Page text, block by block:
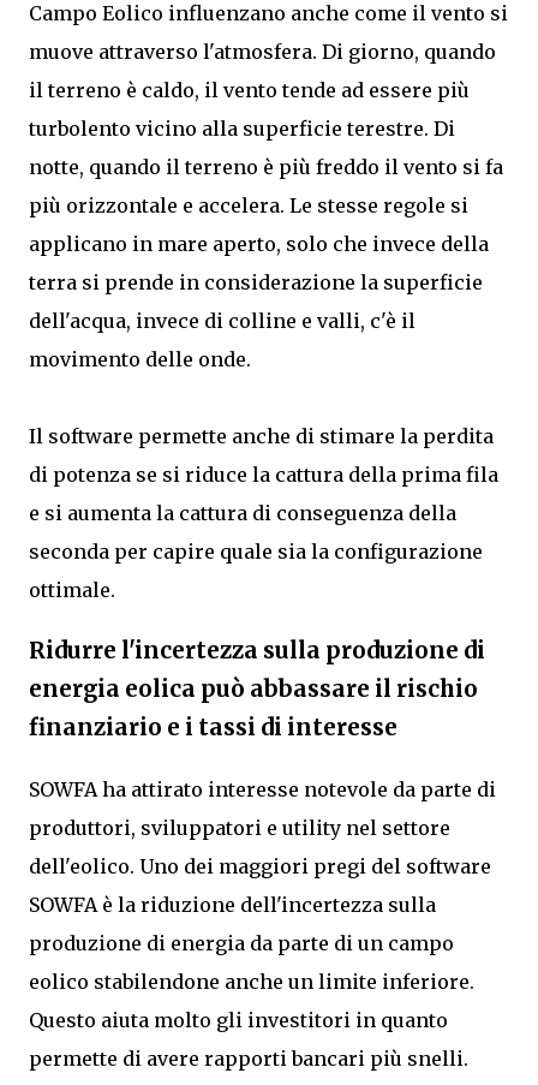
Campo Eolico influenzano anche come il vento si
muove attraverso l'atmosfera. Di giorno, quando
il terreno è caldo, il vento tende ad essere più
turbolento vicino alla superficie terestre. Di
notte, quando il terreno è più freddo il vento si fa
più orizzontale e accelera. Le stesse regole si
applicano in mare aperto, solo che invece della
terra si prende in considerazione la superficie
dell'acqua, invece di colline e valli, c'è il
movimento delle onde.
Il software permette anche di stimare la perdita
di potenza se si riduce la cattura della prima fila
e si aumenta la cattura di conseguenza della
seconda per capire quale sia la configurazione
ottimale.
Ridurre l'incertezza sulla produzione di
energia eolica può abbassare il rischio
finanziario e i tassi di interesse
SOWFA ha attirato interesse notevole da parte di
produttori, sviluppatori e utility nel settore
dell'eolico. Uno dei maggiori pregi del software
SOWFA è la riduzione dell'incertezza sulla
produzione di energia da parte di un campo
eolico stabilendone anche un limite inferiore.
Questo aiuta molto gli investitori in quanto
permette di avere rapporti bancari più snelli.